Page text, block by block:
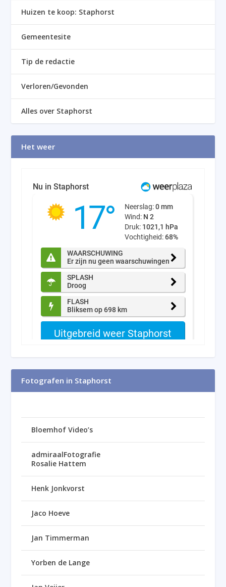
Huizen te koop: Staphorst
Gemeentesite
Tip de redactie
Verloren/Gevonden
Alles over Staphorst
Het weer
Fotografen in Staphorst
Bloemhof Video’s
admiraalFotografie
Rosalie Hattem
Henk Jonkvorst
Jaco Hoeve
Jan Timmerman
Yorben de Lange